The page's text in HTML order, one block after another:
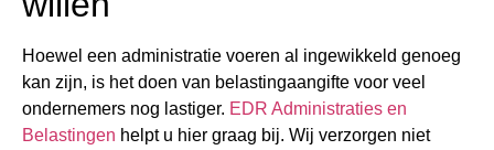
Hoewel een administratie voeren al ingewikkeld genoeg
kan zijn, is het doen van belastingaangifte voor veel
ondernemers nog lastiger. EDR Administraties en
Belastingen helpt u hier graag bij. Wij verzorgen niet